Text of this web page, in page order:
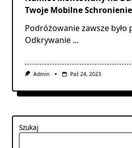
Twoje Mobilne
Podróżowanie zawsze było
Odkrywanie ...
Admin Paź 24, 2023
Szukaj